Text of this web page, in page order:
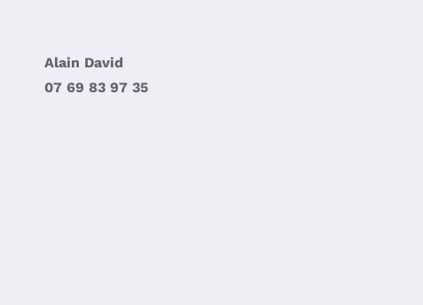
Alain David
07 69 83 97 35